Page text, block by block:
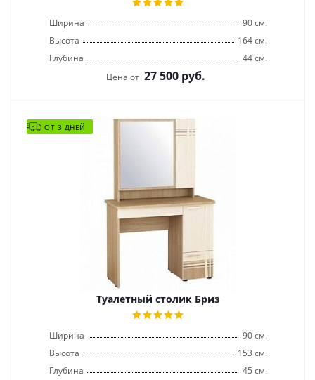
Ширина
90 см.
Высота
164 см.
Глубина
44 см.
Цена от 27 500 руб.
ОТ 3 ДНЕЙ
Туалетный столик Бриз
Ширина
90 см.
Высота
153 см.
Глубина
45 см.